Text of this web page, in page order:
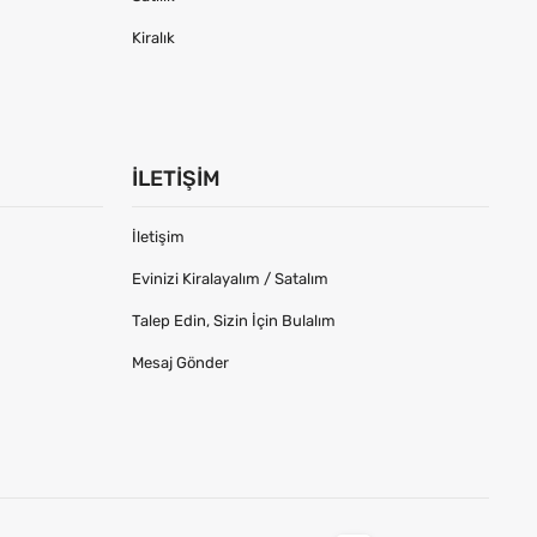
Kiralık
İLETIŞIM
İletişim
Evinizi Kiralayalım / Satalım
Talep Edin, Sizin İçin Bulalım
Mesaj Gönder